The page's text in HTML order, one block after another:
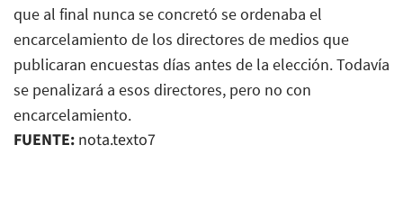
que al final nunca se concretó se ordenaba el
encarcelamiento de los directores de medios que
publicaran encuestas días antes de la elección. Todavía
se penalizará a esos directores, pero no con
encarcelamiento.
FUENTE: nota.texto7